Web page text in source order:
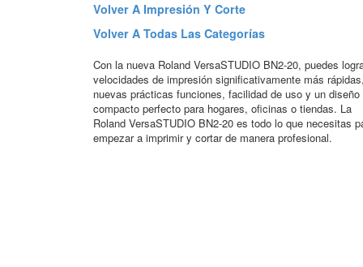
Volver A Impresión Y Corte
Volver A Todas Las Categorías
Con la nueva Roland VersaSTUDIO BN2-20, puedes
velocidades de impresión significativamente más
nuevas prácticas funciones, facilidad de uso y un diseño
compacto perfecto para hogares, oficinas o tiendas. La
Roland VersaSTUDIO BN2-20 es todo lo que necesitas
empezar a imprimir y cortar de manera profesional.